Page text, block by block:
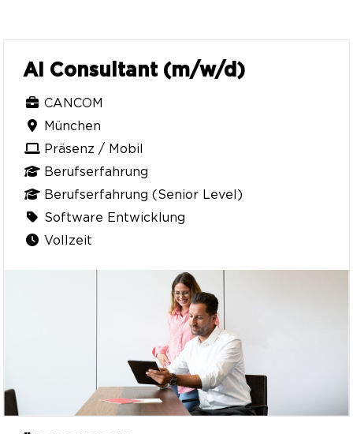
AI Consultant (m/w/d)
CANCOM
München
Präsenz / Mobil
Berufserfahrung
Berufserfahrung (Senior Level)
Software Entwicklung
Vollzeit